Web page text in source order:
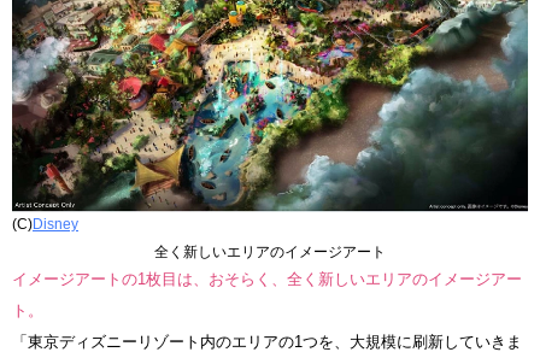
(C)Disney
全く新しいエリアのイメージアート
イメージアートの1枚目は、おそらく、全く新しいエリアのイメージアー
ト。
「東京ディズニーリゾート内のエリアの1つを、⼤規模に刷新していきま